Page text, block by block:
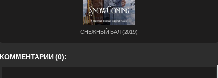
СНЕЖНЫЙ БАЛ (2019)
КОММЕНТАРИИ (0):